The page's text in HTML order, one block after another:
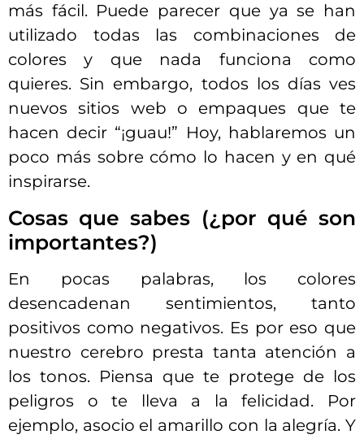
más fácil. Puede parecer que ya se han
utilizado todas las combinaciones de
colores y que nada funciona como
quieres. Sin embargo, todos los días ves
nuevos sitios web o empaques que te
hacen decir “¡guau!” Hoy, hablaremos un
poco más sobre cómo lo hacen y en qué
inspirarse.
Cosas que sabes (¿por qué son
importantes?)
En pocas palabras, los colores
desencadenan sentimientos, tanto
positivos como negativos. Es por eso que
nuestro cerebro presta tanta atención a
los tonos. Piensa que te protege de los
peligros o te lleva a la felicidad. Por
ejemplo, asocio el amarillo con la alegría. Y